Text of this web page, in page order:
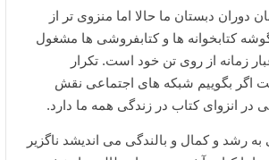
دوران دبستان ما حالا اما منزوی تر از
کتابخوانه ها و کتابفروشی ها مشغول
زمانه از روی تن خود است. تکرار
اگر بگوییم شبکه های اجتماعی نقش
در انزوای کتاب در زندگی همه ما دارد.
به رشد و کمال و بالندگی می اندیشد ناگزیر